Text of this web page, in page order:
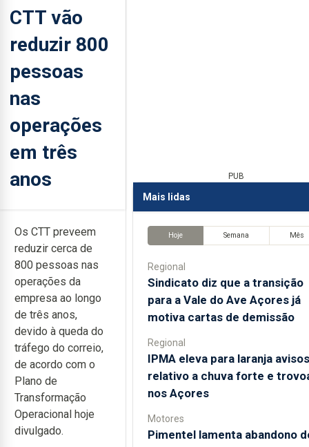
CTT vão
reduzir 800
pessoas
nas
operações
em três
anos
Os CTT preveem
reduzir cerca de
800 pessoas nas
operações da
empresa ao longo
de três anos,
devido à queda do
tráfego do correio,
de acordo com o
Plano de
Transformação
Operacional hoje
divulgado.
PUB
Mais lidas
Hoje Semana Mês
Regional
Sindicato diz que a transição
para a Vale do Ave Açores já
motiva cartas de demissão
Regional
IPMA eleva para laranja avisos
relativo a chuva forte e
nos Açores
Motores
Pimentel lamenta abandono